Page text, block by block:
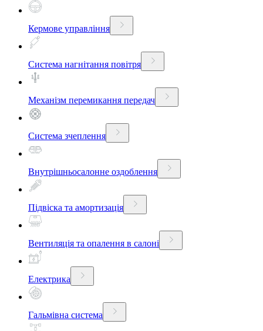
Кермове управління
Система нагнітання повітря
Механізм перемикання передач
Система зчеплення
Внутрішньосалонне оздоблення
Підвіска та амортизація
Вентиляція та опалення в салоні
Електрика
Гальмівна система